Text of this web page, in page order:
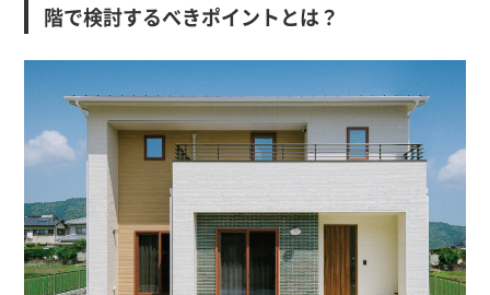
階で検討するべきポイントとは？